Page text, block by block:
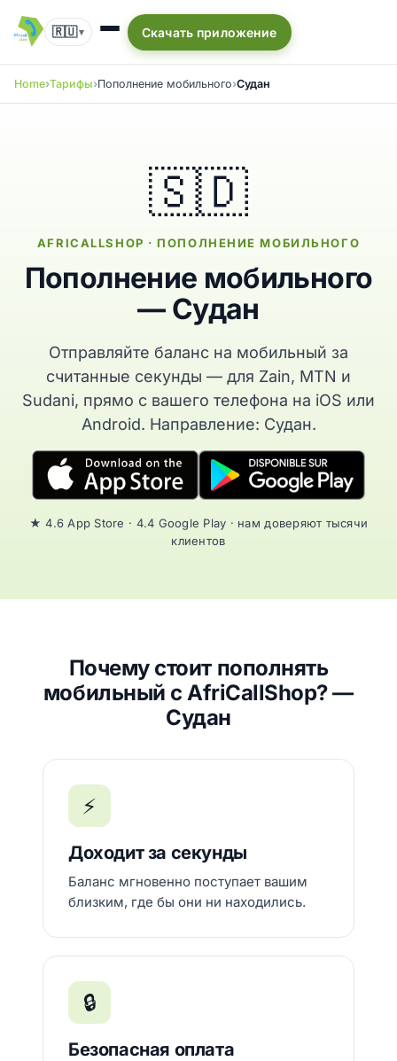
🇷🇺▾ Скачать приложение
Home Тарифы Пополнение мобильного Судан
🇸🇩
AFRICALLSHOP · ПОПОЛНЕНИЕ МОБИЛЬНОГО
Пополнение мобильного
— Судан
Отправляйте баланс на мобильный за
считанные секунды — для Zain, MTN и
Sudani, прямо с вашего телефона на iOS или
Android. Направление: Судан.
★ 4.6 App Store · 4.4 Google Play · нам доверяют тысячи
клиентов
Почему стоит пополнять
мобильный с AfriCallShop? —
Судан
⚡
Доходит за секунды
Баланс мгновенно поступает вашим
близким, где бы они ни находились.
🔒
Безопасная оплата